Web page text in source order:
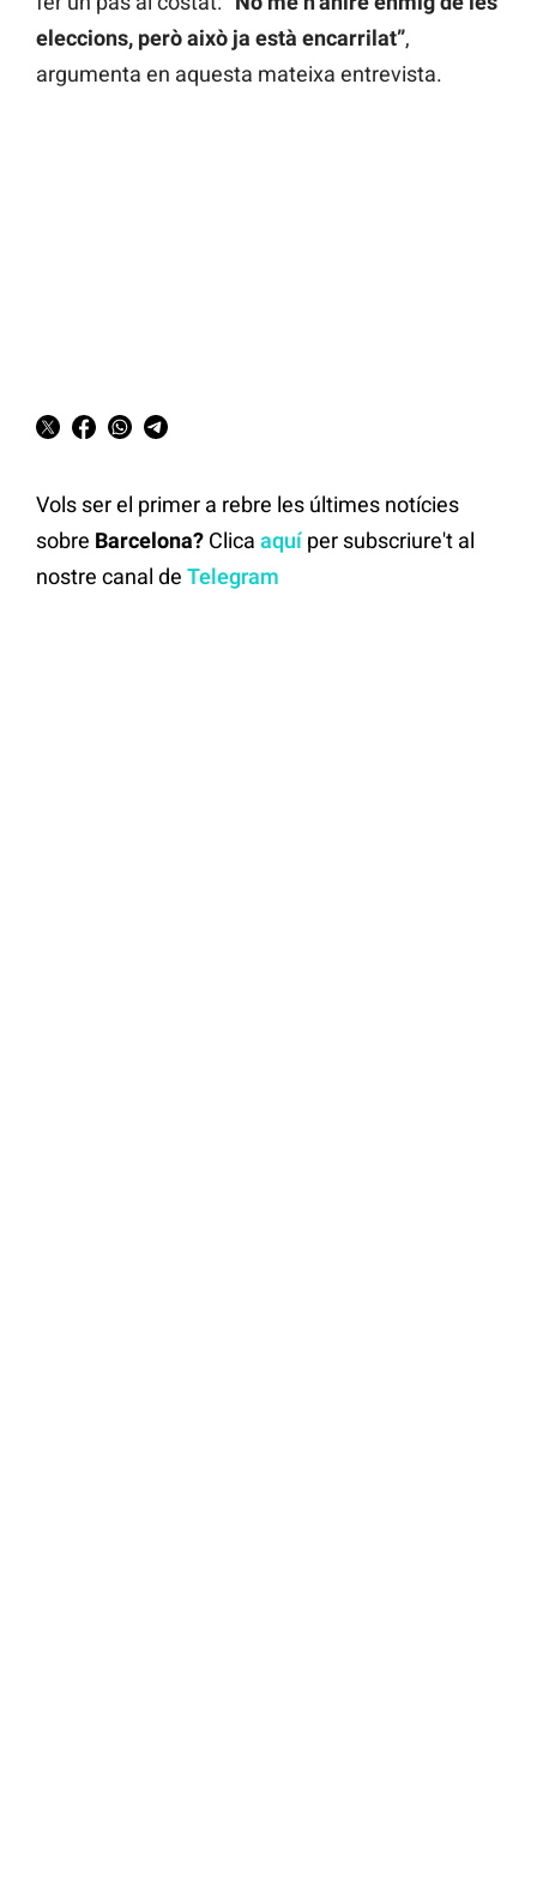
eleccions, però això ja està encarrilat”,
argumenta en aquesta mateixa entrevista.
Vols ser el primer a rebre les últimes notícies
sobre Barcelona? Clica aquíper subscriure't al
nostre canal de Telegram